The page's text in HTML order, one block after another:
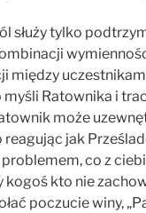
służy tylko
między
Ratownika i
może
jak
co z
kto nie
poczucie winy,